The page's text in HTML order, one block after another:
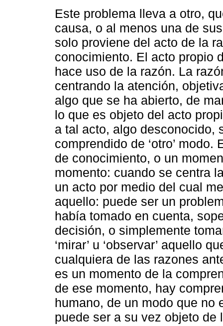
Este problema lleva a otro,
causa, o al menos una de
solo proviene del acto de la
conocimiento. El acto propio
hace uso de la razón. La
centrando la atención,
algo que se ha abierto, de
lo que es objeto del acto
a tal acto, algo desconocido,
comprendido de ‘otro’
de conocimiento, o un
momento: cuando se centra
un acto por medio del cual
aquello: puede ser un
había tomado en cuenta,
decisión, o simplemente
‘mirar’ u ‘observar’ aquello
cualquiera de las razones
es un momento de la
de ese momento, hay
humano, de un modo que no
puede ser a su vez objeto de